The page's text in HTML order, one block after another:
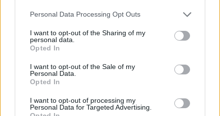
Personal Data Processing Opt Outs
I want to opt-out of the Sharing of my
personal data.
Opted In
I want to opt-out of the Sale of my
Personal Data.
Opted In
I want to opt-out of processing my
Personal Data for Targeted Advertising.
Esim for Global
Esim for USA | Esim for Italy Esim for Spain|
for Turkey|Esim for Germany|Esim for Greece|